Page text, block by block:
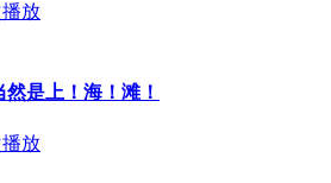
放
是上！海！滩！
放